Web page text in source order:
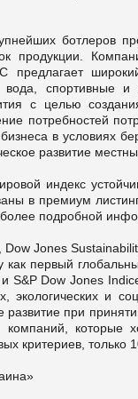
ботлеров
продукции.
предлагает
вода, спортивные
с целью
потребностей
в условиях
развитие
индекс
в премиум
подробной
Jones
первый
и S&P Dow Jones
экологических и
развитие при
которые
критериев, только